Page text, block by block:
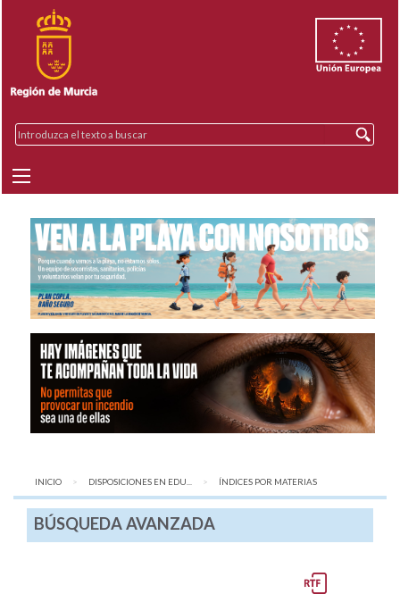
INICIO DISPOSICIONES EN EDU... AQUÍ:
ÍNDICES POR MATERIAS
BÚSQUEDA AVANZADA